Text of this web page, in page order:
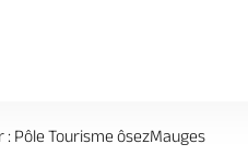
: Pôle Tourisme ôsezMauges